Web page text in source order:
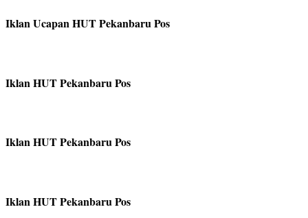
Iklan Ucapan HUT Pekanbaru Pos
Iklan HUT Pekanbaru Pos
Iklan HUT Pekanbaru Pos
Iklan HUT Pekanbaru Pos